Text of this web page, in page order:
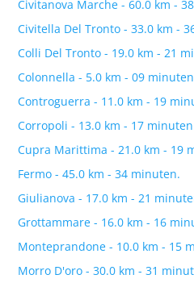
Civitanova Marche - 60.0 km -
Civitella Del Tronto - 33.0 km -
Colli Del Tronto - 19.0 km - 21
Colonnella - 5.0 km - 09
Controguerra - 11.0 km - 19
Corropoli - 13.0 km - 17
Cupra Marittima - 21.0 km - 19
Fermo - 45.0 km - 34 minuten.
Giulianova - 17.0 km - 21
Grottammare - 16.0 km - 16
Monteprandone - 10.0 km - 15
Morro D'oro - 30.0 km - 31